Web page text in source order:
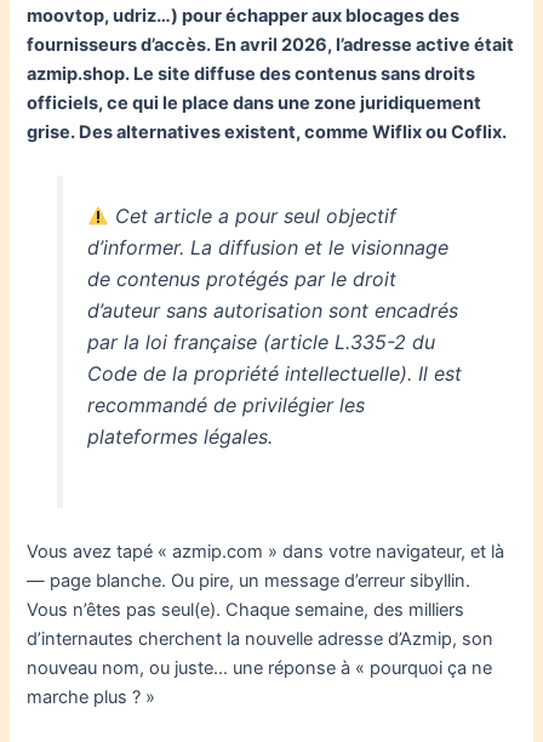
moovtop, udriz…) pour échapper aux blocages des
fournisseurs d’accès. En avril 2026, l’adresse active était
azmip.shop. Le site diffuse des contenus sans droits
officiels, ce qui le place dans une zone juridiquement
grise. Des alternatives existent, comme Wiflix ou Coflix.
Cet article a pour seul objectif
d’informer. La diffusion et le visionnage
de contenus protégés par le droit
d’auteur sans autorisation sont encadrés
par la loi française (article L.335-2 du
Code de la propriété intellectuelle). Il est
recommandé de privilégier les
plateformes légales.
Vous avez tapé « azmip.com » dans votre navigateur, et là
— page blanche. Ou pire, un message d’erreur sibyllin.
Vous n’êtes pas seul(e). Chaque semaine, des milliers
d’internautes cherchent la nouvelle adresse d’Azmip, son
nouveau nom, ou juste… une réponse à « pourquoi ça ne
marche plus ? »